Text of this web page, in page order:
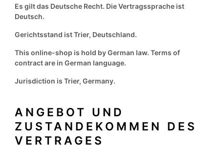
Es gilt das Deutsche Recht. Die Vertragssprache ist
Deutsch.
Gerichtsstand ist Trier, Deutschland.
This online-shop is hold by German law. Terms of
contract are in German language.
Jurisdiction is Trier, Germany.
ANGEBOT UND
ZUSTANDEKOMMEN DES
VERTRAGES